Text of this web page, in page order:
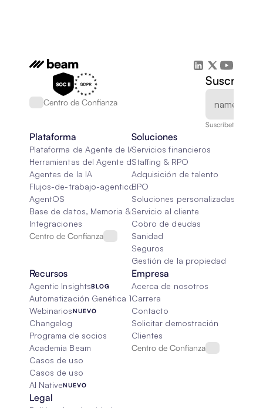
Centro de Confianza
Suscríbete a
Plataforma
Plataforma de Agente de IA
Herramientas del Agente de IA
Agentes de la IA
Flujos-de-trabajo-agenticos
AgentOS
Base de datos, Memoria & Trapo
Integraciones
Centro de Confianza
Soluciones
Servicios financieros
Staffing & RPO
Adquisición de talento
BPO
Soluciones personalizadas de IA
Servicio al cliente
Cobro de deudas
Sanidad
Seguros
Gestión de la propiedad
Recursos
Agentic InsightsBLOG
Automatización Genética 101
WebinariosNUEVO
Changelog
Programa de socios
Academia Beam
Casos de uso
Casos de uso
AI NativeNUEVO
Empresa
Acerca de nosotros
Carrera
Contacto
Solicitar demostración
Clientes
Centro de Confianza
Legal